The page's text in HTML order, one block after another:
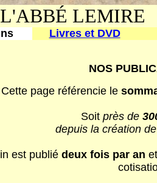
LEMIRE
Livres et DVD
NOS
Cette page référencie le
Soit près de
depuis la création
est publié deux fois par an